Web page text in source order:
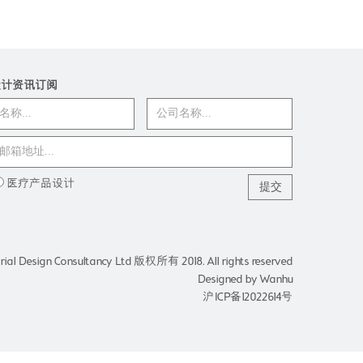
资讯订阅
医疗产品设计
Design Consultancy Ltd 版权所有 2018. All rights reserved
Designed by Wanhu
沪ICP备12022614号